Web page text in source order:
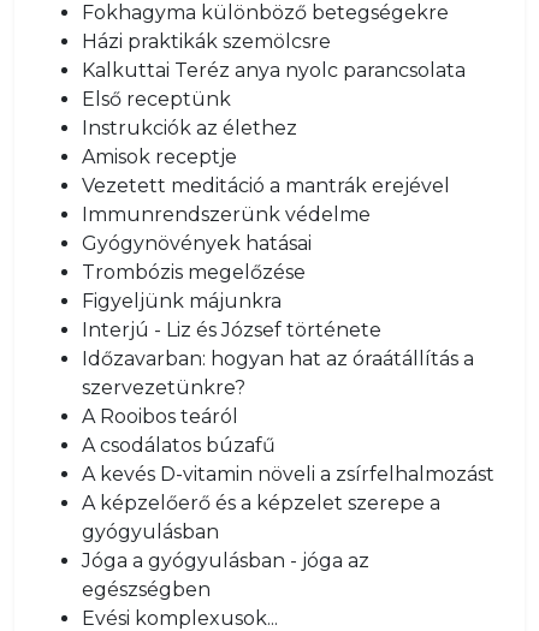
Fokhagyma különböző betegségekre
Házi praktikák szemölcsre
Kalkuttai Teréz anya nyolc parancsolata
Első receptünk
Instrukciók az élethez
Amisok receptje
Vezetett meditáció a mantrák erejével
Immunrendszerünk védelme
Gyógynövények hatásai
Trombózis megelőzése
Figyeljünk májunkra
Interjú - Liz és József története
Időzavarban: hogyan hat az óraátállítás a
szervezetünkre?
A Rooibos teáról
A csodálatos búzafű
A kevés D-vitamin növeli a zsírfelhalmozást
A képzelőerő és a képzelet szerepe a
gyógyulásban
Jóga a gyógyulásban - jóga az
egészségben
Evési komplexusok...